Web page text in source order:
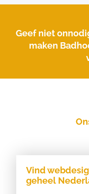
Geef niet
maken
Vind
geheel